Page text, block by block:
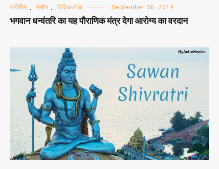
ज्योतिष , पंचाँग , विविध-लेख September 30, 2019
भगवान धन्वंतरि का यह पौराणिक मंत्र देगा आरोग्य का वरदान